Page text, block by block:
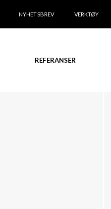
NYHETSBREV VERKTØY
REFERANSER